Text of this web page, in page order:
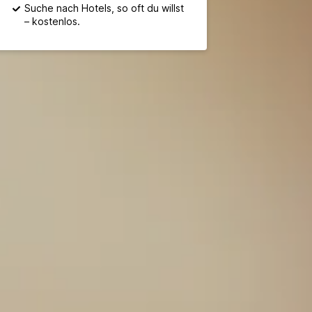
Suche nach Hotels, so oft du willst
– kostenlos.